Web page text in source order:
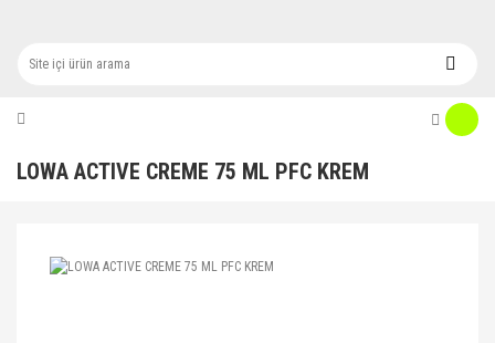
LOWA ACTIVE CREME 75 ML PFC KREM